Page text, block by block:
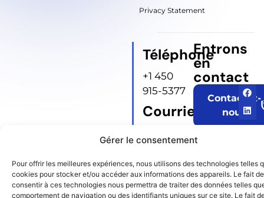
Gérer le consentement
Pour offrir les meilleures expériences, nous utilisons des technologies telles
cookies pour stocker et/ou accéder aux informations des appareils. Le fait de
consentir à ces technologies nous permettra de traiter des données telles
comportement de navigation ou des identifiants uniques sur ce site. Le fait
Privacy Statement
Téléphone
+1 450
915-5377
Courriel
Entrons
en
contact
Contactez-
nous
© Tous droits réservés